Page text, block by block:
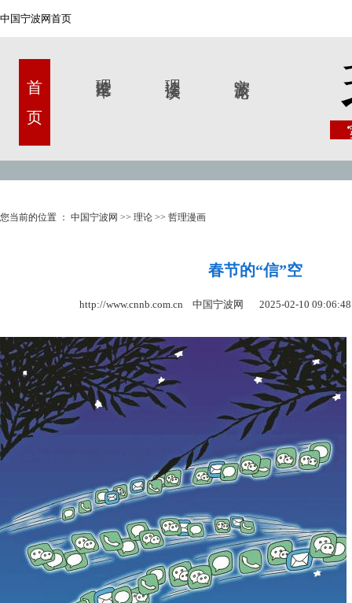
中国宁波网首页
首 页
您当前的位置 ： 中国宁波网 >> 理论 >> 哲理漫画
春节的“信”空
http://www.cnnb.com.cn 中国宁波网 2025-02-10 09:06:48